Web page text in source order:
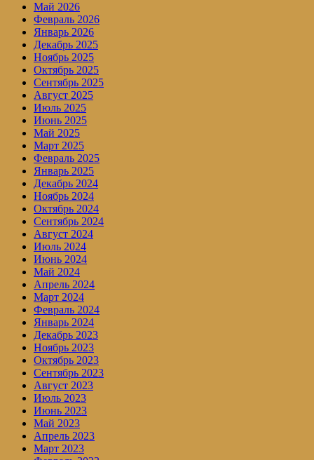
Май 2026
Февраль 2026
Январь 2026
Декабрь 2025
Ноябрь 2025
Октябрь 2025
Сентябрь 2025
Август 2025
Июль 2025
Июнь 2025
Май 2025
Март 2025
Февраль 2025
Январь 2025
Декабрь 2024
Ноябрь 2024
Октябрь 2024
Сентябрь 2024
Август 2024
Июль 2024
Июнь 2024
Май 2024
Апрель 2024
Март 2024
Февраль 2024
Январь 2024
Декабрь 2023
Ноябрь 2023
Октябрь 2023
Сентябрь 2023
Август 2023
Июль 2023
Июнь 2023
Май 2023
Апрель 2023
Март 2023